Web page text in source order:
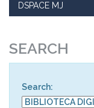
DSPACE MJ
SEARCH
Search: